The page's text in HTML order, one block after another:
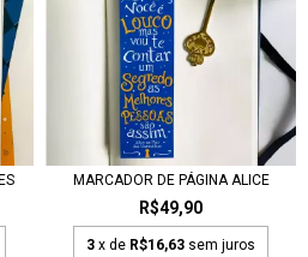
MARCADOR DE PÁGINA ALICE
R$49,90
3 x de R$16,63 sem juros